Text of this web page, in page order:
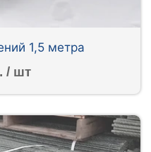
1,5 метра
/ шт